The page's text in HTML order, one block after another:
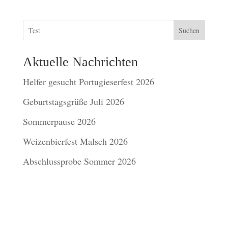
Suchen
Aktuelle Nachrichten
Helfer gesucht Portugieserfest 2026
Geburtstagsgrüße Juli 2026
Sommerpause 2026
Weizenbierfest Malsch 2026
Abschlussprobe Sommer 2026